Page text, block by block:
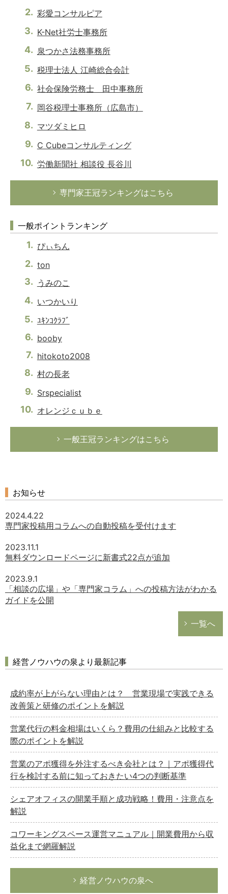
彩愛コンサルピア
K-Net社労士事務所
泉つかさ法務事務所
税理士法人 江崎総合会計
社会保険労務士 田中事務所
岡谷税理士事務所（広島市）
マツダミヒロ
C Cubeコンサルティング
労働新聞社 相談役 長谷川
専門家王冠ランキングはこちら
一般ポイントランキング
ぴぃちん
ton
うみのこ
いつかいり
ﾕｷﾝｺｸﾗﾌﾞ
booby
hitokoto2008
村の長老
Srspecialist
オレンジｃｕｂｅ
一般王冠ランキングはこちら
お知らせ
2024.4.22
専門家投稿用コラムへの自動投稿を受付けます
2023.11.1
無料ダウンロードページに新書式22点が追加
2023.9.1
「相談の広場」や「専門家コラム」への投稿方法がわかる
ガイドを公開
一覧へ
経営ノウハウの泉より最新記事
成約率が上がらない理由とは？ 営業現場で実践できる
改善策と研修のポイントを解説
営業代行の料金相場はいくら？費用の仕組みと比較する
際のポイントを解説
営業のアポ獲得を外注するべき会社とは？｜アポ獲得代
行を検討する前に知っておきたい4つの判断基準
シェアオフィスの開業手順と成功戦略！費用・注意点を
解説
コワーキングスペース運営マニュアル｜開業費用から収
益化まで網羅解説
経営ノウハウの泉へ